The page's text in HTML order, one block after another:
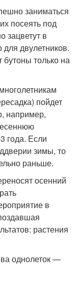
заниматься
посеять под
зацветут в
двулетников.
только на
пойдет
например,
года. Если
зимы, то
раньше.
осенний
в
растения
однолеток —